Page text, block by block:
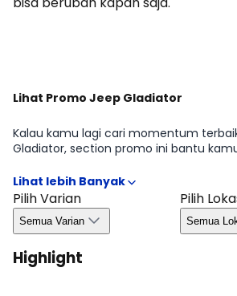
Lihat Promo Jeep Gladiator
Kalau kamu lagi cari momentum
Gladiator, section promo ini bantu
untuk pembelian, kemudahan kredit,
biasanya bergantung pada wilayah dan
Dengan begitu, kamu bisa ambil
tanpa melewatkan peluang promo
Pilih Varian
Semua Varian
Pilih
Semua
Highlight